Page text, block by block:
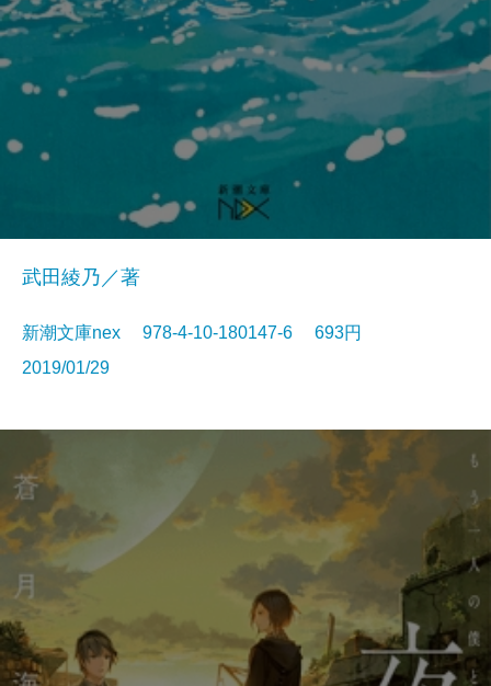
武田綾乃／著
新潮文庫nex 978-4-10-180147-6 693円
2019/01/29